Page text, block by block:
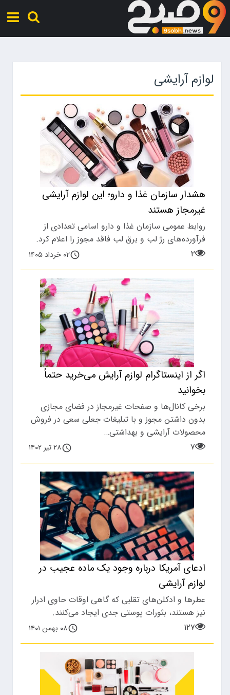
لوازم آرایشی
هشدار سازمان غذا و دارو؛ این لوازم آرایشی
غیرمجاز هستند
روابط عمومی سازمان غذا و دارو اسامی تعدادی از
فرآورده‌های رژ لب و برق لب فاقد مجوز را اعلام کرد.
۲
۰۲ خرداد ۱۴۰۵
اگر از اینستاگرام لوازم آرایش می‌خرید حتماً
بخوانید
برخی کانال‌ها و صفحات غیرمجاز در فضای مجازی
بدون داشتن مجوز و با تبلیغات جعلی سعی در فروش
محصولات آرایشی و بهداشتی…
۷
۲۸ تیر ۱۴۰۲
ادعای آمریکا درباره وجود یک ماده عجیب در
لوازم آرایشی
عطرها و ادکلن‌های تقلبی که گاهی اوقات حاوی ادرار
نیز هستند، بثورات پوستی جدی ایجاد می‌کنند.
۱۲۷
۰۸ بهمن ۱۴۰۱